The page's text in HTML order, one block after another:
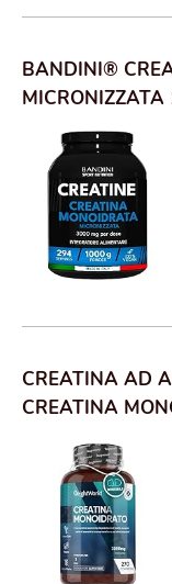
BANDINI®
MICRONIZZATA
POLVERE PURA
CREATINA AD
CREATINA